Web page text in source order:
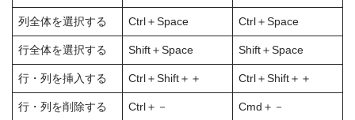
列全体を選択する Ctrl＋Space Ctrl＋Space
行全体を選択する Shift＋Space Shift＋Space
行・列を挿入する Ctrl＋Shift＋＋ Ctrl＋Shift＋＋
行・列を削除する Ctrl＋－ Cmd＋－